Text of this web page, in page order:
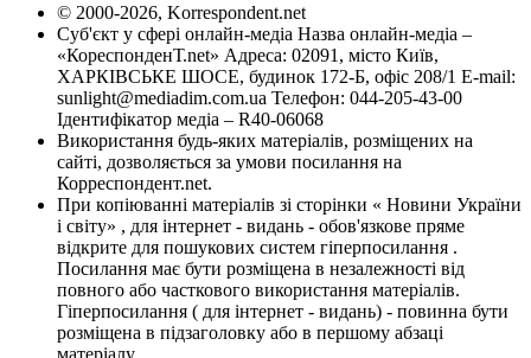
© 2000-2026, Korrespondent.net
Суб'єкт у сфері онлайн-медіа Назва онлайн-медіа –
«КореспонденТ.net» Адреса: 02091, місто Київ,
ХАРКІВСЬКЕ ШОСЕ, будинок 172-Б, офіс 208/1 E-mail:
sunlight@mediadim.com.ua Телефон: 044-205-43-00
Ідентифікатор медіа – R40-06068
Використання будь-яких матеріалів, розміщених на
сайті, дозволяється за умови посилання на
Корреспондент.net.
При копіюванні матеріалів зі сторінки « Новини України
і світу» , для інтернет - видань - обов'язкове пряме
відкрите для пошукових систем гіперпосилання .
Посилання має бути розміщена в незалежності від
повного або часткового використання матеріалів.
Гіперпосилання ( для інтернет - видань) - повинна бути
розміщена в підзаголовку або в першому абзаці
матеріалу.